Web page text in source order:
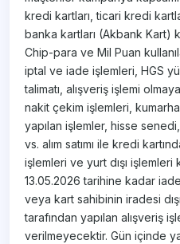
kredi kartları, ticari kredi
banka kartları (Akbank Kart)
Chip-para ve Mil Puan
iptal ve iade işlemleri, HGS
talimatı, alışveriş işlemi
nakit çekim işlemleri,
yapılan işlemler, hisse
vs. alım satımı ile kredi
işlemleri ve yurt dışı
13.05.2026 tarihine kadar
veya kart sahibinin iradesi
tarafından yapılan alışveriş
verilmeyecektir. Gün içinde